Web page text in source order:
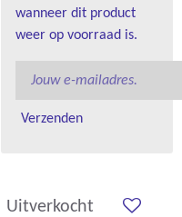
wanneer dit product
weer op voorraad is.
Verzenden
Uitverkocht